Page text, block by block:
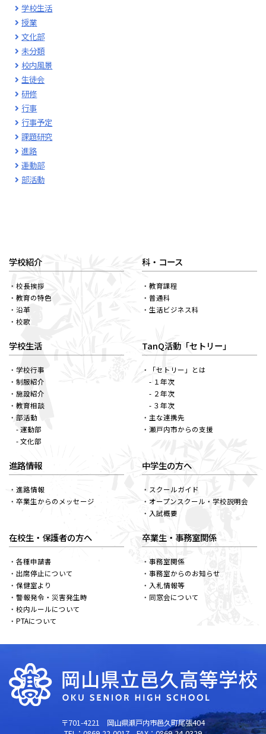
学校生活
授業
文化部
未分類
校内風景
生徒会
研修
行事
行事予定
課題研究
進路
運動部
部活動
学校紹介
校長挨拶
教育の特色
沿革
校歌
科・コース
教育課程
普通科
生活ビジネス科
学校生活
学校行事
制服紹介
施設紹介
教育相談
部活動
- 運動部
- 文化部
TanQ活動「セトリー」
「セトリー」とは
- １年次
- ２年次
- ３年次
主な連携先
瀬戸内市からの支援
進路情報
進路情報
卒業生からのメッセージ
中学生の方へ
スクールガイド
オープンスクール・学校説明会
入試概要
在校生・保護者の方へ
各種申請書
出席停止について
保健室より
警報発令・災害発生時
校内ルールについて
PTAについて
卒業生・事務室関係
事務室関係
事務室からのお知らせ
入札情報等
同窓会について
〒701-4221 岡山県瀬戸内市邑久町尾張404